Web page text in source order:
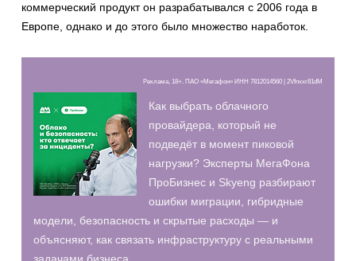
коммерческий продукт он разрабатывался с 2006 года в
Европе, однако и до этого было множество наработок.
Реклама, 18+. ПАО «Мегафон» ИНН 7812014560 | 2Vfnxxr81dM
Как выбрать облачного
провайдера, который не
подведёт в момент пиковой
нагрузки? Эксперты МегаФона
ПроБизнес и Skyeng разбирают
ошибки миграции, гибридные
модели, безопасность и скрытые расходы — и
объясняют, как связать инфраструктуру с реальными